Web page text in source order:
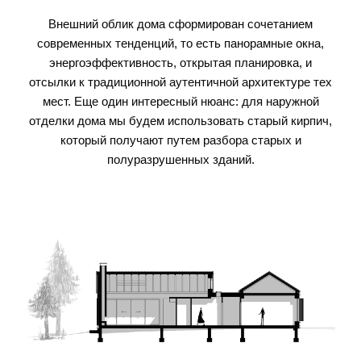
Внешний облик дома сформирован сочетанием
современных тенденций, то есть панорамные окна,
энергоэффективность, открытая планировка, и
отсылки к традиционной аутентичной архитектуре тех
мест. Еще один интересный нюанс: для наружной
отделки дома мы будем использовать старый кирпич,
который получают путем разбора старых и
полуразрушенных зданий.